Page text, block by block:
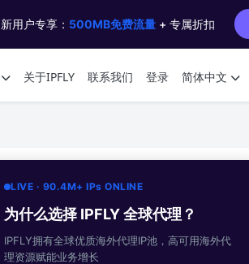
用户专享： 500MB免费流量 + 专属折扣
关于IPFLY 联系我们 登录 简体中文
LIVE · 90.4M+ IPs ONLINE
为什么选择 IPFLY 全球代理？
IPFLY拥有全球优质海外代理IP池，高可用海外代
理资源赋能业务增长